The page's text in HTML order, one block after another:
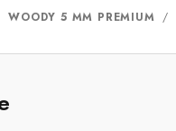
WOODY 5 MM PREMIUM /